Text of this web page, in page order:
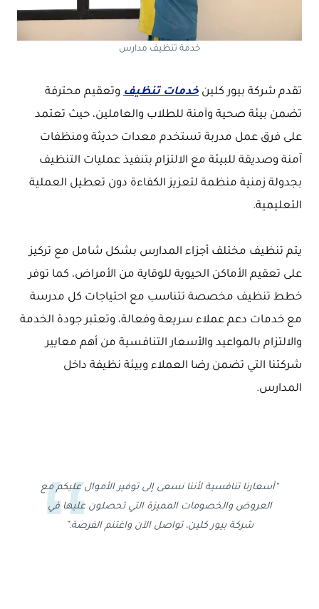
خدمة تنظيف مدارس
تقدم شركة بيور كلين خدمات تنظيف وتعقيم محترفة
تضمن بيئة صحية وآمنة للطلاب والعاملين، حيث تعتمد
على فرق عمل مدربة تستخدم معدات حديثة ومنظفات
آمنة وصديقة للبيئة مع الالتزام بتنفيذ عمليات التنظيف
بجدولة زمنية منظمة لتعزيز الكفاءة دون تعطيل العملية
التعليمية.
يتم تنظيف مختلف أجزاء المدارس بشكل شامل مع تركيز
على تعقيم الأماكن الحيوية للوقاية من الأمراض، كما توفر
خطط تنظيف مخصصة تتناسب مع احتياجات كل مدرسة
مع خدمات دعم عملاء سريعة وفعالة، وتعتبر جودة الخدمة
والالتزام بالمواعيد والأسعار التنافسية من أهم معايير
شركتنا التي تضمن رضا العملاء وبيئة نظيفة داخل
المدارس.
“أسعارنا تنافسية لأننا نسعى إلى توفير الأموال عليكم مع
العروض والخصومات المميزة التي تحصلون عليها في
شركة بيور كلين، تواصل الآن واغتنم الفرصة.”